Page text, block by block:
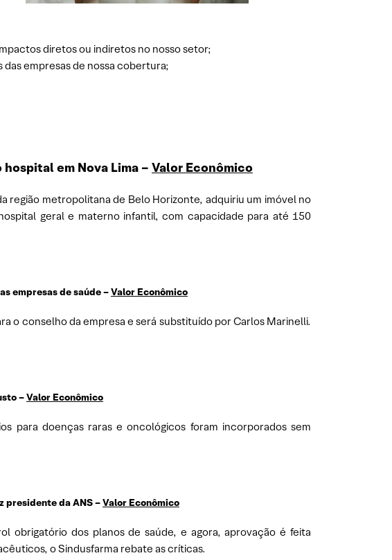
diretos ou indiretos no nosso setor;
empresas de nossa cobertura;
em Nova Lima – Valor Econômico
região metropolitana de Belo Horizonte, adquiriu um imóvel no
geral e materno infantil, com capacidade para até 150
empresas de saúde –Valor Econômico
o conselho da empresa e será substituído por Carlos Marinelli.
–Valor Econômico
para doenças raras e oncológicos foram incorporados sem
presidente da ANS –Valor Econômico
obrigatório dos planos de saúde, e agora, aprovação é feita
o Sindusfarma rebate as críticas.